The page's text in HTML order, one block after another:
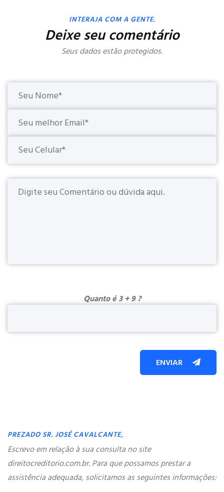
INTERAJA COM A GENTE.
Deixe seu comentário
Seus dados estão protegidos.
Quanto é 3 + 9 ?
ENVIAR
PREZADO SR. JOSÉ CAVALCANTE,
Escrevo em relação à sua consulta no site
direitocreditorio.com.br. Para que possamos prestar a
assistência adequada, solicitamos as seguintes informações: